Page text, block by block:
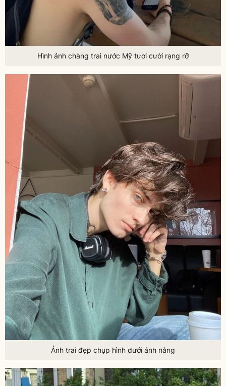
Hình ảnh chàng trai nước Mỹ tươi cười rạng rỡ
Ảnh trai đẹp chụp hình dưới ánh nắng